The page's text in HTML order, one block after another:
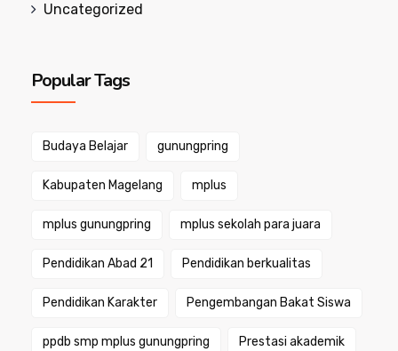
Uncategorized
Popular Tags
Budaya Belajar gunungpring
Kabupaten Magelang mplus
mplus gunungpring mplus sekolah para juara
Pendidikan Abad 21 Pendidikan berkualitas
Pendidikan Karakter Pengembangan Bakat Siswa
ppdb smp mplus gunungpring Prestasi akademik